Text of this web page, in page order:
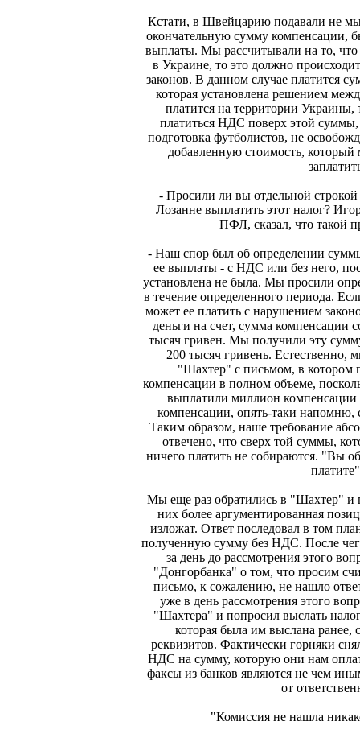
Кстати, в Швейцарию подавали не
окончательную сумму компенсации,
выплаты. Мы рассчитывали на то, что
в Украине, то это должно
законов. В данном случае платится
которая установлена решением
платится на территории
платиться НДС поверх этой суммы,
подготовка футболистов, не
добавленную стоимость,
- Просили ли вы отдельной
Лозанне выплатить этот налог?
ПФЛ, сказал, что такой
- Наш спор был об определении
ее выплаты - с НДС или без него,
установлена не была. Мы просили
в течение определенного периода.
может ее платить с нарушением
деньги на счет, сумма компенсации
тысяч гривен. Мы получили эту
200 тысяч гривень. Естественно,
"Шахтер" с письмом, в котором
компенсации в полном объеме,
выплатили миллион
компенсации, опять-таки напомню,
Таким образом, наше требование
отвечено, что сверх той суммы,
ничего платить не собираются. "Вы
Мы еще раз обратились в "Шахтер" и
них более аргументированная
изложат. Ответ последовал в том
полученную сумму без НДС. После
за день до рассмотрения этого
"Донгорбанка" о том, что просим
письмо, к сожалению, не нашло
уже в день рассмотрения этого
"Шахтера" и попросил выслать
которая была им выслана ранее,
реквизитов. Фактически горняки
НДС на сумму, которую они нам
факсы из банков являются не чем
от
"Комиссия не нашла